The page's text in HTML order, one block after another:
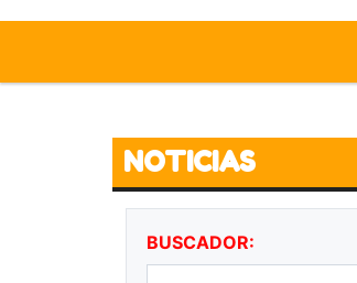
NOTICIAS
BUSCADOR: